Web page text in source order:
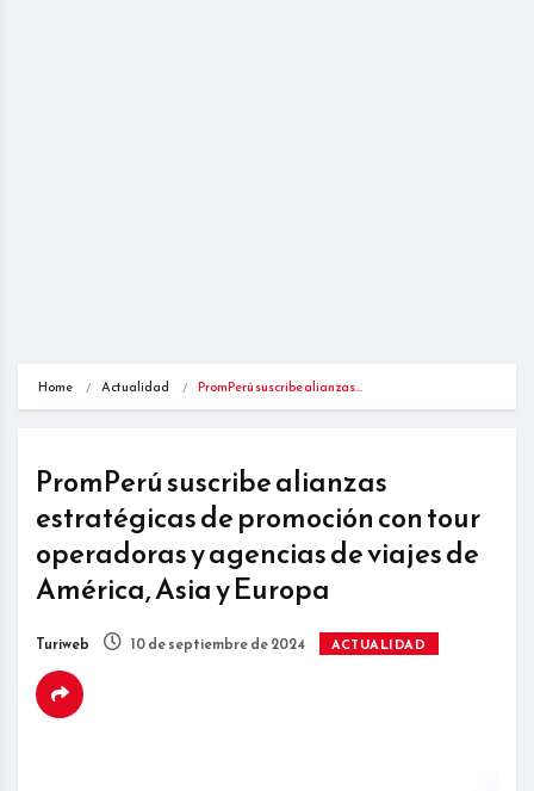
Home Actualidad PromPerú suscribe alianzas…
PromPerú suscribe alianzas
estratégicas de promoción con tour
operadoras y agencias de viajes de
América, Asia y Europa
Turiweb 10 de septiembre de 2024 ACTUALIDAD